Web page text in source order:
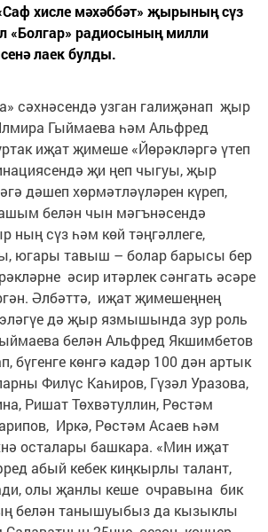
хисле мәхәббәт» җырының сүз
«Болгар» радиосының милли
лаек булды.
сәхнәсендә узган галиҗәнап җыр
Гыймаева һәм Альфред
иҗат җимеше «Йөрәкләргә үтеп
җи ңеп чыгуы, җыр
дәшеп хөрмәтләүләрен күреп,
белән чын мәгънәсендә
ның сүз һәм көй тәңгәллеге,
югары тавыш – болар барысы бер
әсир итәрлек сәнгать әсәре
Әлбәттә, иҗат җимешеңнең
дә җыр язмышында зур роль
белән Альфред Якшимбетов
бүгенге көнгә кадәр 100 дән артык
Филүс Каһиров, Гүзәл Уразова,
Ришат Төхвәтуллин, Рөстәм
Иркә, Рөстәм Асаев һәм
осталары башкара. «Мин иҗат
абый кебек киңкырлы талант,
олы җанлы кеше очравына бик
белән танышуыбыз да кызыклы